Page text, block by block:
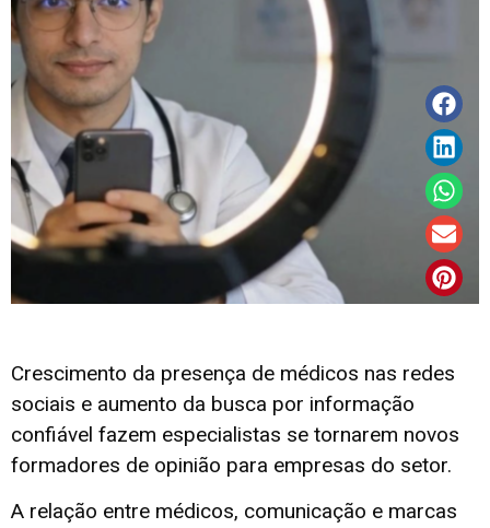
Crescimento da presença de médicos nas redes
sociais e aumento da busca por informação
confiável fazem especialistas se tornarem novos
formadores de opinião para empresas do setor.
A relação entre médicos, comunicação e marcas